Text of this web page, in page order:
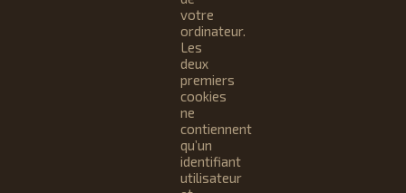
votre
ordinateur.
Les
deux
premiers
cookies
ne
contiennent
qu’un
identifiant
utilisateur